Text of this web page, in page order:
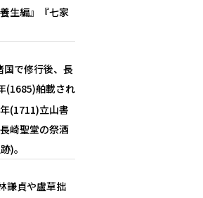
生編』『七家
国で修行後、長
(1685)舶載され
(1711)立山書
崎聖堂の祭酒
)。
謙貞や盧草拙